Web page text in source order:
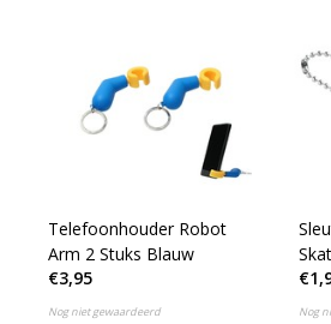
Telefoonhouder Robot
Arm 2 Stuks Blauw
€3,95
Nog niet gewaardeerd
Wit
Nog